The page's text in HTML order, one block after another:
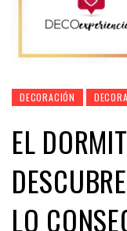
DECORACIÓN
EL
LO